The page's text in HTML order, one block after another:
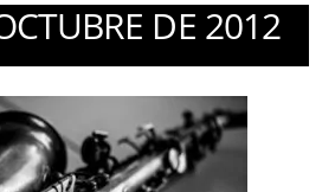
DE 2012